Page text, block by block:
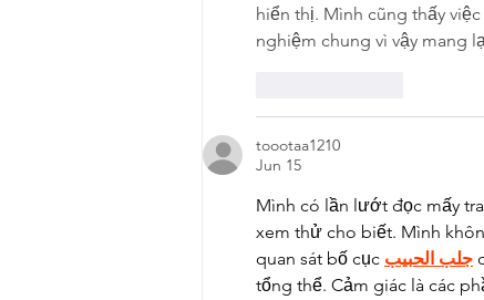
hiển thị. Mình cũng thấy
nghiệm chung vì vậy mang
toootaa1210
Jun 15
Mình có lần lướt đọc mấy
xem thử cho biết. Mình
quan sát bố cục جلب الحبيب
tổng thể. Cảm giác là các